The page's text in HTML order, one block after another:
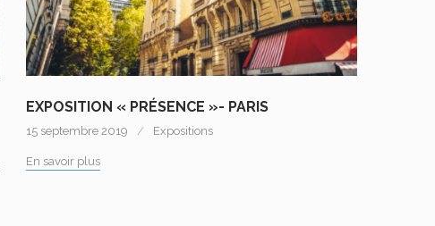
EXPOSITION « PRÉSENCE »- PARIS
15 septembre 2019 Expositions
En savoir plus